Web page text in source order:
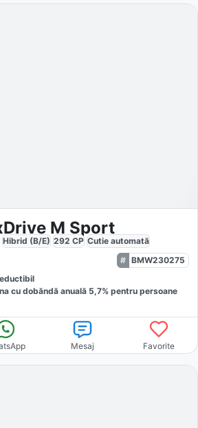
M Sport
Hibrid (B/E) 292 CP Cutie automată
BMW230275
cu dobăndă anuală 5,7% pentru persoane
Mesaj Favorite